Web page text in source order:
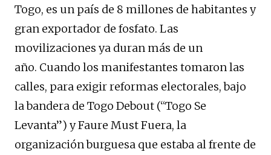
Togo, es un país de 8 millones de habitantes y
gran exportador de fosfato. Las
movilizaciones ya duran más de un
año. Cuando los manifestantes tomaron las
calles, para exigir reformas electorales, bajo
la bandera de Togo Debout (“Togo Se
Levanta”) y Faure Must Fuera, la
organización burguesa que estaba al frente de